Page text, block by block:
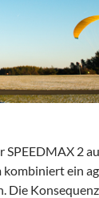
2
kombiniert ein
Die